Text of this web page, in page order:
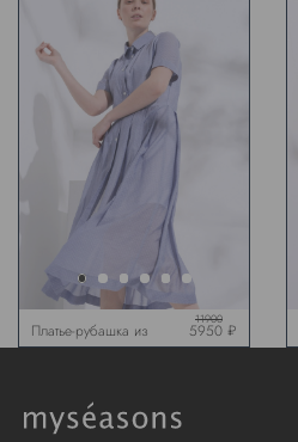
Платье-рубашка из
шелка, голубая
11900
5950 ₽